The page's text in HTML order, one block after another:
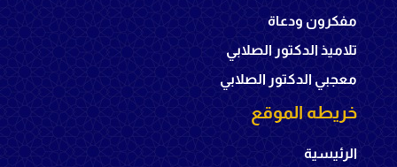
مفكرون ودعاة
تلاميذ الدكتور الصلابي
معجبي الدكتور الصلابي
خريطه الموقع
الرئيسية